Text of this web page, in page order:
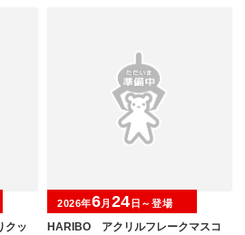
クッ
HARIBO アクリルフレークマスコ
2026年6月 24 日～登場